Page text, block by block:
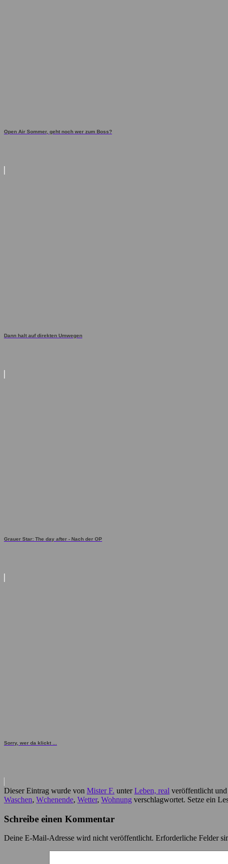
Open Air Sommer, geht noch wer zum Boss?
Dann halt auf direkten Umwegen
Grauer Star: The day after - Nach der OP
Sorry, wer da klickt ...
Dieser Eintrag wurde von Mister F. unterLeben, real veröffentlicht
Waschen, Wchenende, Wetter, Wohnung verschlagwortet. Setze ein
Schreibe einen Kommentar
Deine E-Mail-Adresse wird nicht veröffentlicht. Erforderliche Felder